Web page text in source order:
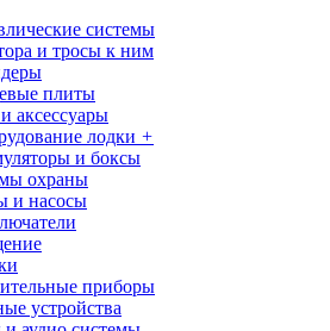
системы
и тросы к ним
плиты
аксессуары
лодки +
и боксы
охраны
и насосы
приборы
устройства